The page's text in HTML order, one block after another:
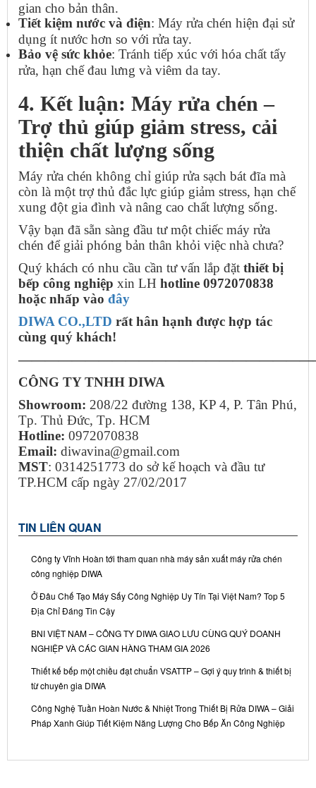
gian cho bản thân.
Tiết kiệm nước và điện: Máy rửa chén hiện đại sử
dụng ít nước hơn so với rửa tay.
Bảo vệ sức khỏe: Tránh tiếp xúc với hóa chất tẩy
rửa, hạn chế đau lưng và viêm da tay.
4. Kết luận: Máy rửa chén –
Trợ thủ giúp giảm stress, cải
thiện chất lượng sống
Máy rửa chén không chỉ giúp rửa sạch bát đĩa mà
còn là một trợ thủ đắc lực giúp giảm stress, hạn chế
xung đột gia đình và nâng cao chất lượng sống.
Vậy bạn đã sẵn sàng đầu tư một chiếc máy rửa
chén để giải phóng bản thân khỏi việc nhà chưa?
Quý khách có nhu cầu cần tư vấn lắp đặt thiết bị
bếp công nghiệp xin LH hotline 0972070838
hoặc nhấp vào đây
DIWA CO.,LTD rất hân hạnh được hợp tác
cùng quý khách!
CÔNG TY TNHH DIWA
Showroom: 208/22 đường 138, KP 4, P. Tân Phú,
Tp. Thủ Đức, Tp. HCM
Hotline: 0972070838
Email: diwavina@gmail.com
MST: 0314251773 do sở kế hoạch và đầu tư
TP.HCM cấp ngày 27/02/2017
TIN LIÊN QUAN
Công ty Vĩnh Hoàn tới tham quan nhà máy sản xuất máy rửa chén
công nghiệp DIWA
Ở Đâu Chế Tạo Máy Sấy Công Nghiệp Uy Tín Tại Việt Nam? Top 5
Địa Chỉ Đáng Tin Cậy
BNI VIỆT NAM – CÔNG TY DIWA GIAO LƯU CÙNG QUÝ DOANH
NGHIỆP VÀ CÁC GIAN HÀNG THAM GIA 2026
Thiết kế bếp một chiều đạt chuẩn VSATTP – Gợi ý quy trình & thiết bị
từ chuyên gia DIWA
Công Nghệ Tuần Hoàn Nước & Nhiệt Trong Thiết Bị Rửa DIWA – Giải
Pháp Xanh Giúp Tiết Kiệm Năng Lượng Cho Bếp Ăn Công Nghiệp